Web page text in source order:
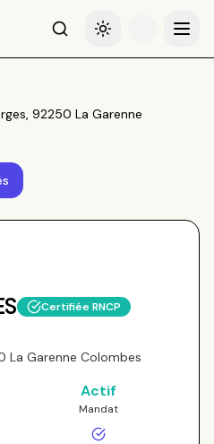
RechercheBasculer le thème
Menu
92250 La Garenne
Certifiée RNCP
La Garenne Colombes
Actif
Mandat